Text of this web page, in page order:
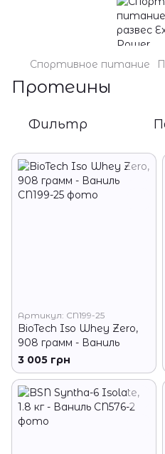
Спортивное питание
Протеины
Фильтр
Артикул: CN199-25
BioTech Iso Whey Zero,
908 грамм - Ваниль
3 005 грн